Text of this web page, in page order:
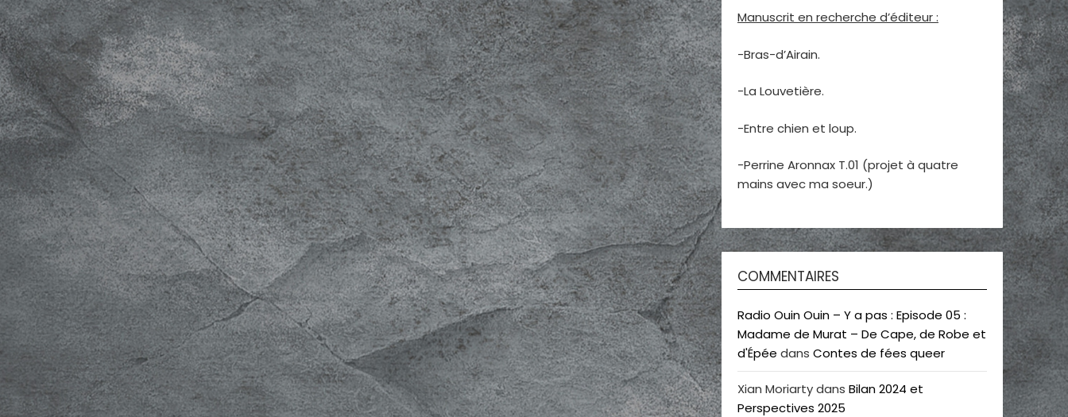
Manuscrit en recherche d’éditeur :
-Bras-d’Airain.
-La Louvetière.
-Entre chien et loup.
-Perrine Aronnax T.01 (projet à quatre
mains avec ma soeur.)
COMMENTAIRES
Radio Ouin Ouin – Y a pas : Episode 05 :
Madame de Murat – De Cape, de Robe et
d'Épée dans Contes de fées queer
Xian Moriartydans Bilan 2024 et
Perspectives 2025